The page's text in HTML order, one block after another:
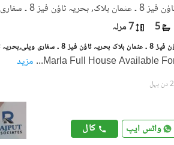
5 7 مرلہ
... مزید
واٹس ایپ کال